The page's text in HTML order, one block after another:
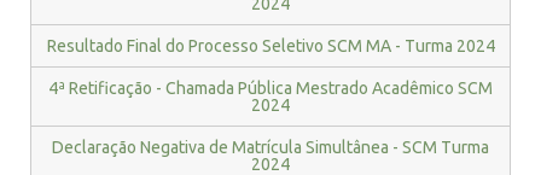
Resultado Final do Processo Seletivo SCM MA - Turma 2024
4ª Retificação - Chamada Pública Mestrado Acadêmico SCM
2024
Declaração Negativa de Matrícula Simultânea - SCM Turma
2024